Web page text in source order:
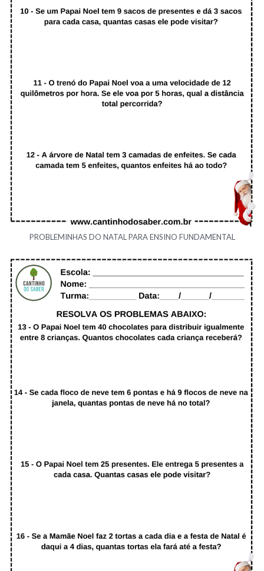
PROBLEMINHAS DO NATAL PARA ENSINO FUNDAMENTAL